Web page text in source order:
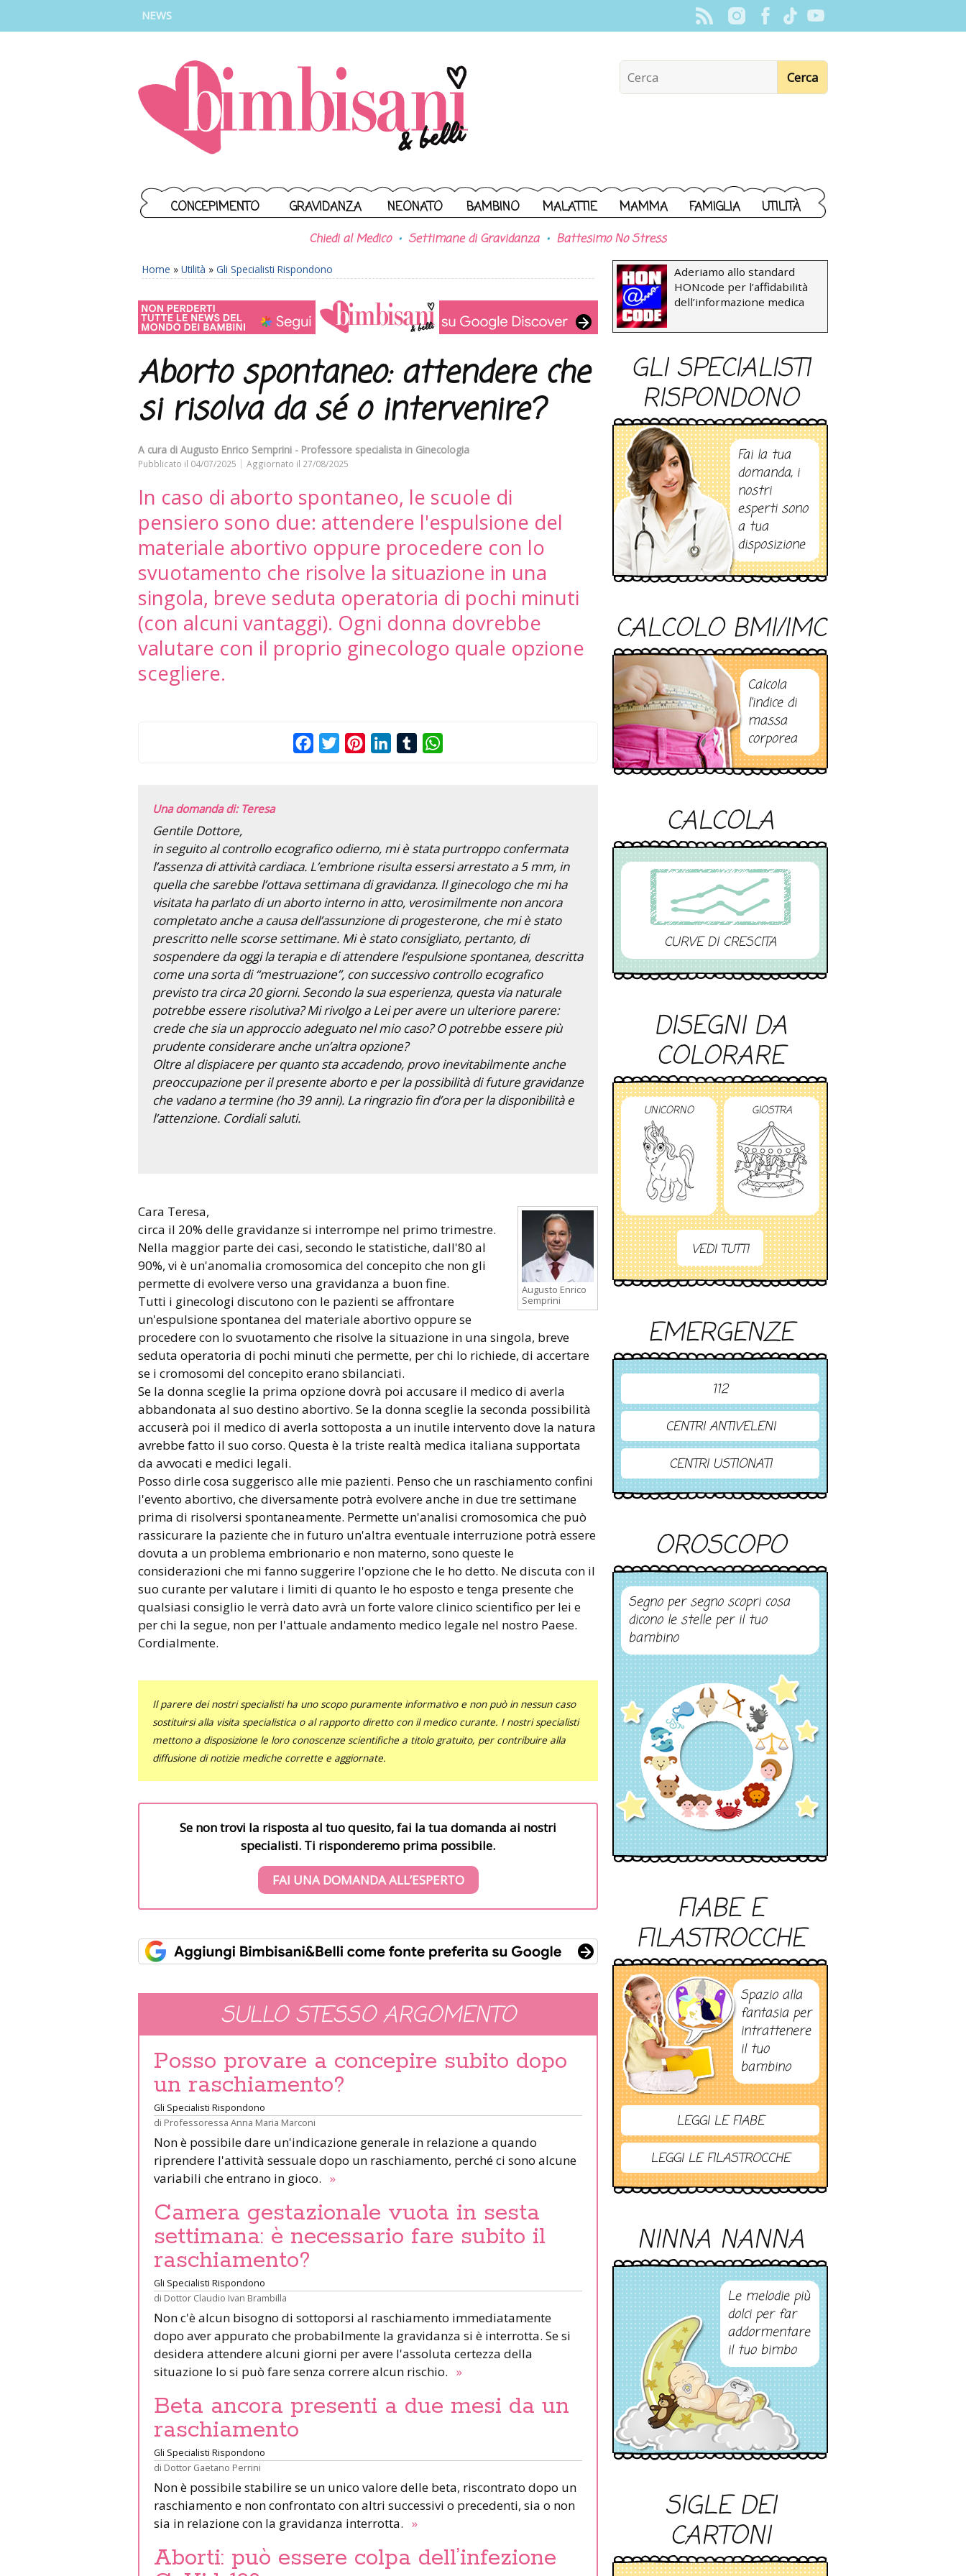
NEWS
CONCEPIMENTO GRAVIDANZA NEONATO BAMBINO MALATTIE MAMMA FAMIGLIA UTILITÀ
Chiedi al Medico Settimane di Gravidanza Battesimo No Stress
Home » Utilità » Gli Specialisti Rispondono
Aborto spontaneo: attendere che
si risolva da sé o intervenire?
A cura di Augusto Enrico Semprini - Professore specialista in Ginecologia
Pubblicato il 04/07/2025 Aggiornato il 27/08/2025
In caso di aborto spontaneo, le scuole di
pensiero sono due: attendere l'espulsione del
materiale abortivo oppure procedere con lo
svuotamento che risolve la situazione in una
singola, breve seduta operatoria di pochi minuti
(con alcuni vantaggi). Ogni donna dovrebbe
valutare con il proprio ginecologo quale opzione
scegliere.
FacebookTwitterPinterestLinkedInTumblr
Una domanda di: Teresa
Gentile Dottore,
in seguito al controllo ecografico odierno, mi è stata purtroppo confermata
l’assenza di attività cardiaca. L’embrione risulta essersi arrestato a 5 mm, in
quella che sarebbe l’ottava settimana di gravidanza. Il ginecologo che mi ha
visitata ha parlato di un aborto interno in atto, verosimilmente non ancora
completato anche a causa dell’assunzione di progesterone, che mi è stato
prescritto nelle scorse settimane. Mi è stato consigliato, pertanto, di
sospendere da oggi la terapia e di attendere l’espulsione spontanea, descritta
come una sorta di “mestruazione”, con successivo controllo ecografico
previsto tra circa 20 giorni. Secondo la sua esperienza, questa via naturale
potrebbe essere risolutiva? Mi rivolgo a Lei per avere un ulteriore parere:
crede che sia un approccio adeguato nel mio caso? O potrebbe essere più
prudente considerare anche un’altra opzione?
Oltre al dispiacere per quanto sta accadendo, provo inevitabilmente anche
preoccupazione per il presente aborto e per la possibilità di future gravidanze
che vadano a termine (ho 39 anni). La ringrazio fin d’ora per la disponibilità e
l’attenzione. Cordiali saluti.
Augusto Enrico
Semprini
Cara Teresa,
circa il 20% delle gravidanze si interrompe nel primo trimestre.
Nella maggior parte dei casi, secondo le statistiche, dall'80 al
90%, vi è un'anomalia cromosomica del concepito che non gli
permette di evolvere verso una gravidanza a buon fine.
Tutti i ginecologi discutono con le pazienti se affrontare
un'espulsione spontanea del materiale abortivo oppure se
procedere con lo svuotamento che risolve la situazione in una singola, breve
seduta operatoria di pochi minuti che permette, per chi lo richiede, di accertare
se i cromosomi del concepito erano sbilanciati.
Se la donna sceglie la prima opzione dovrà poi accusare il medico di averla
abbandonata al suo destino abortivo. Se la donna sceglie la seconda possibilità
accuserà poi il medico di averla sottoposta a un inutile intervento dove la natura
avrebbe fatto il suo corso. Questa è la triste realtà medica italiana supportata
da avvocati e medici legali.
Posso dirle cosa suggerisco alle mie pazienti. Penso che un raschiamento confini
l'evento abortivo, che diversamente potrà evolvere anche in due tre settimane
prima di risolversi spontaneamente. Permette un'analisi cromosomica che può
rassicurare la paziente che in futuro un'altra eventuale interruzione potrà essere
dovuta a un problema embrionario e non materno, sono queste le
considerazioni che mi fanno suggerire l'opzione che le ho detto. Ne discuta con il
suo curante per valutare i limiti di quanto le ho esposto e tenga presente che
qualsiasi consiglio le verrà dato avrà un forte valore clinico scientifico per lei e
per chi la segue, non per l'attuale andamento medico legale nel nostro Paese.
Cordialmente.
Il parere dei nostri specialisti ha uno scopo puramente informativo e non può in nessun caso
sostituirsi alla visita specialistica o al rapporto diretto con il medico curante. I nostri specialisti
mettono a disposizione le loro conoscenze scientifiche a titolo gratuito, per contribuire alla
diffusione di notizie mediche corrette e aggiornate.
Se non trovi la risposta al tuo quesito, fai la tua domanda ai nostri
specialisti. Ti risponderemo prima possibile.
FAI UNA DOMANDA ALL’ESPERTO
SULLO STESSO ARGOMENTO
Posso provare a concepire subito dopo
un raschiamento?
Gli Specialisti Rispondono
di Professoressa Anna Maria Marconi
Non è possibile dare un'indicazione generale in relazione a quando
riprendere l'attività sessuale dopo un raschiamento, perché ci sono alcune
variabili che entrano in gioco. »
Camera gestazionale vuota in sesta
settimana: è necessario fare subito il
raschiamento?
Gli Specialisti Rispondono
di Dottor Claudio Ivan Brambilla
Non c'è alcun bisogno di sottoporsi al raschiamento immediatamente
dopo aver appurato che probabilmente la gravidanza si è interrotta. Se si
desidera attendere alcuni giorni per avere l'assoluta certezza della
situazione lo si può fare senza correre alcun rischio. »
Beta ancora presenti a due mesi da un
raschiamento
Gli Specialisti Rispondono
di Dottor Gaetano Perrini
Non è possibile stabilire se un unico valore delle beta, riscontrato dopo un
raschiamento e non confrontato con altri successivi o precedenti, sia o non
sia in relazione con la gravidanza interrotta. »
Aborti: può essere colpa dell’infezione
Aderiamo allo standard
HONcode per l’affidabilità
dell’informazione medica
GLI SPECIALISTI
RISPONDONO
Fai la tua
domanda, i
nostri
esperti sono
a tua
disposizione
CALCOLO BMI/IMC
Calcola
l’indice di
massa
corporea
CALCOLA
CURVE DI CRESCITA
DISEGNI DA
COLORARE
UNICORNO GIOSTRA
VEDI TUTTI
EMERGENZE
112
CENTRI ANTIVELENI
CENTRI USTIONATI
OROSCOPO
Segno per segno scopri cosa
dicono le stelle per il tuo
bambino
FIABE E
FILASTROCCHE
Spazio alla
fantasia per
intrattenere
il tuo
bambino
LEGGI LE FIABE
LEGGI LE FILASTROCCHE
NINNA NANNA
Le melodie più
dolci per far
addormentare
il tuo bimbo
SIGLE DEI
CARTONI